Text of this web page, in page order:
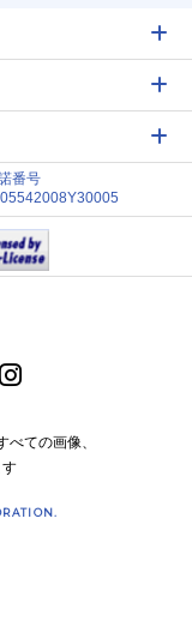
番号
ての画像、